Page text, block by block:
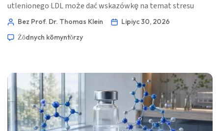
utlenionego LDL może dać wskazówkę na temat stresu
oksydacyjnego w tętnicach, ale nie diagnozuje blaszki
statusu cukrzycy i historii palenia. 📖 ~11 minut 📅 30 lipca
Bez Prof. Dr. Thomas Klein
Lipiyc 30, 2026
Żŏdnych kōmyntŏrzy